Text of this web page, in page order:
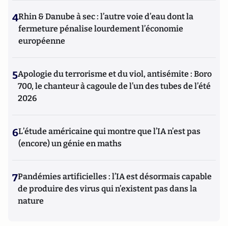
4Rhin & Danube à sec : l’autre voie d’eau dont la
fermeture pénalise lourdement l’économie
européenne
5Apologie du terrorisme et du viol, antisémite : Boro
700, le chanteur à cagoule de l’un des tubes de l’été
2026
6L’étude américaine qui montre que l’IA n’est pas
(encore) un génie en maths
7Pandémies artificielles : l’IA est désormais capable
de produire des virus qui n’existent pas dans la
nature